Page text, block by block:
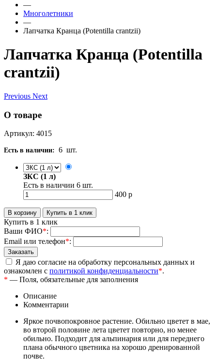
—
Многолетники
—
Лапчатка Кранца (Potentilla crantzii)
Лапчатка Кранца (Potentilla
crantzii)
Previous Next
О товаре
Артикул: 4015
Есть в наличии: 6 шт.
ЗКС (1 л)
Есть в наличии 6 шт.
400 р
Купить в 1 клик
Ваши ФИО*:
Email или телефон*:
Я даю согласие на обработку персональных данных и
ознакомлен с политикой конфиденциальности*.
* — Поля, обязательные для заполнения
Описание
Комментарии
Яркое почвопокровное растение. Обильно цветет в мае,
во второй половине лета цветет повторно, но менее
обильно. Подходит для альпинария или для переднего
плана обычного цветника на хорошо дренированной
почве.